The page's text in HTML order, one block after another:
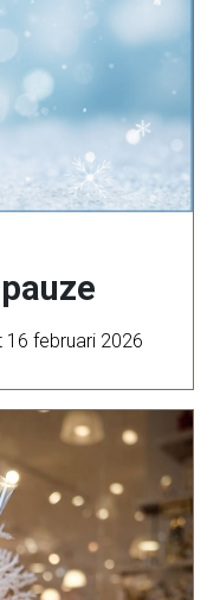
februari 2026